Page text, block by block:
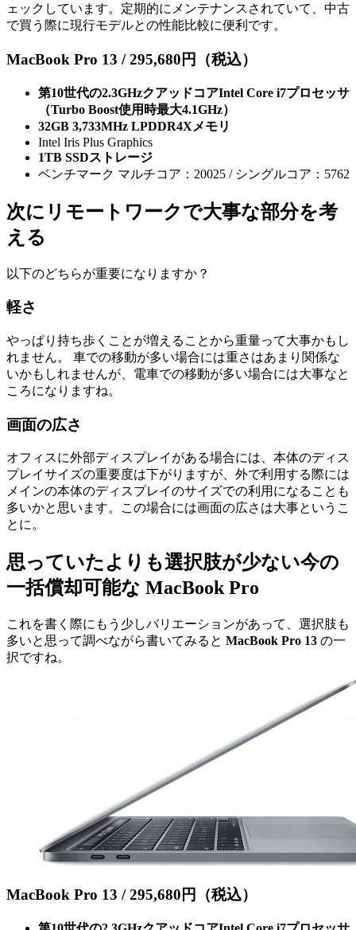
ェックしています。定期的にメンテナンスされていて、中古
で買う際に現行モデルとの性能比較に便利です。
MacBook Pro 13 / 295,680円（税込）
第10世代の2.3GHzクアッドコアIntel Core i7プロセッサ
（Turbo Boost使用時最大4.1GHz）
32GB 3,733MHz LPDDR4Xメモリ
Intel Iris Plus Graphics
1TB SSDストレージ
ベンチマーク マルチコア：20025 / シングルコア：5762
次にリモートワークで大事な部分を考
える
以下のどちらが重要になりますか？
軽さ
やっぱり持ち歩くことが増えることから重量って大事かもし
れません。 車での移動が多い場合には重さはあまり関係な
いかもしれませんが、電車での移動が多い場合には大事なと
ころになりますね。
画面の広さ
オフィスに外部ディスプレイがある場合には、本体のディス
プレイサイズの重要度は下がりますが、外で利用する際には
メインの本体のディスプレイのサイズでの利用になることも
多いかと思います。この場合には画面の広さは大事というこ
とに。
思っていたよりも選択肢が少ない今の
一括償却可能な MacBook Pro
これを書く際にもう少しバリエーションがあって、選択肢も
多いと思って調べながら書いてみると MacBook Pro 13 の一
択ですね。
MacBook Pro 13 / 295,680円（税込）